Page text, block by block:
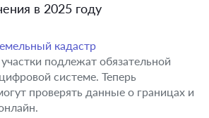
в 2025 году
кадастр
подлежат обязательной
системе. Теперь
проверять данные о границах и